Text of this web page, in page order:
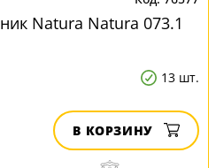
Natura Natura 073.1
13 шт.
В КОРЗИНУ